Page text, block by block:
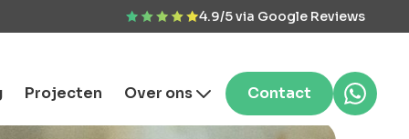
4.9/5 via Google Reviews
Projecten Over ons Contact